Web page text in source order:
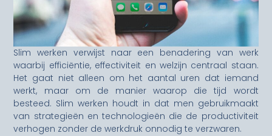
Slim werken verwijst naar een benadering van werk
waarbij efficiëntie, effectiviteit en welzijn centraal staan.
Het gaat niet alleen om het aantal uren dat iemand
werkt, maar om de manier waarop die tijd wordt
besteed. Slim werken houdt in dat men gebruikmaakt
van strategieën en technologieën die de productiviteit
verhogen zonder de werkdruk onnodig te verzwaren.